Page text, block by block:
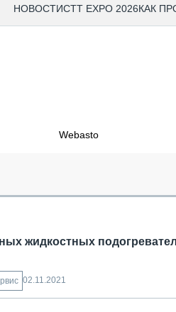
НОВОСТИCTT EXPO 2026КАК
БЛИЖАЙШИЕ
Webasto
жидкостных
02.11.2021